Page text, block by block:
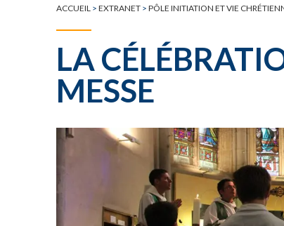
ACCUEIL > EXTRANET > PÔLE INITIATION ET VIE
LA
MESSE